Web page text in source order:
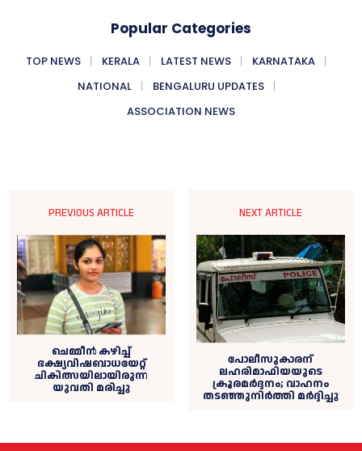
Popular Categories
TOP NEWS KERALA LATEST NEWS
KARNATAKA
NATIONAL
BENGALURU UPDATES
ASSOCIATION NEWS
PREVIOUS ARTICLE
ചെമ്മീൻ കഴിച്ച്‌
ഭക്ഷ്യവിഷബാധയേറ്റ്
ചികിത്സയിലായിരുന്ന
യുവതി മരിച്ചു
NEXT ARTICLE
പോലീസുകാരന്
ലഹരിമാഫിയയുടെ
ക്രൂരമര്‍ദ്ദനം; വാഹനം
തടഞ്ഞുനിര്‍ത്തി മര്‍ദ്ദിച്ചു